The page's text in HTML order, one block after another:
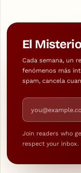
El
Cada semana, un
fenómenos más
spam, cancela
Email address
Join readers who
respect your inbox.